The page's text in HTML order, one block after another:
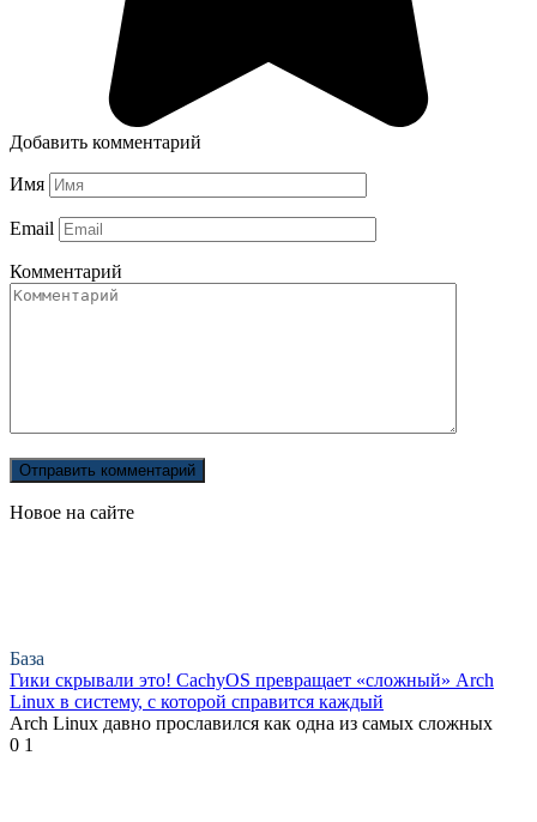
Добавить комментарий
Имя
Email
Комментарий
Новое на сайте
База
Гики скрывали это! CachyOS превращает «сложный» Arch
Linux в систему, с которой справится каждый
Arch Linux давно прославился как одна из самых сложных
0 1